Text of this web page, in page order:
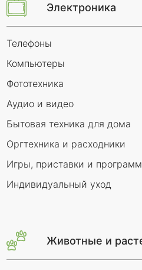
Электроника
Телефоны
Компьютеры
Фототехника
Аудио и видео
Бытовая техника для дома
Оргтехника и расходники
Игры, приставки и
Индивидуальный уход
Животные и